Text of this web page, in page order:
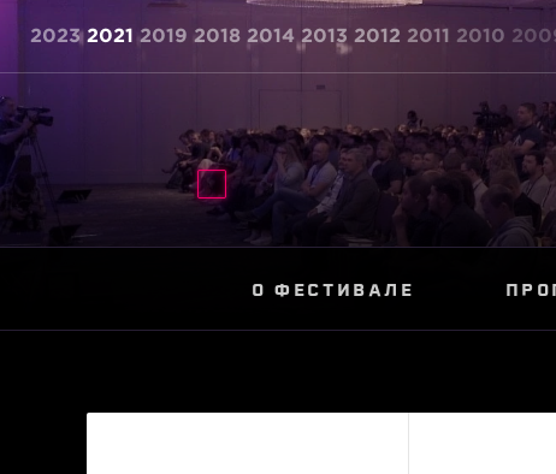
2023 2021 2019 2018 2014 2013 2012 2011 2010
О ФЕСТИВАЛЕ